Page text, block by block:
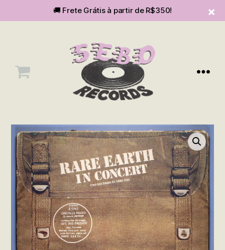
🚚 Frete Grátis à partir de R$350!